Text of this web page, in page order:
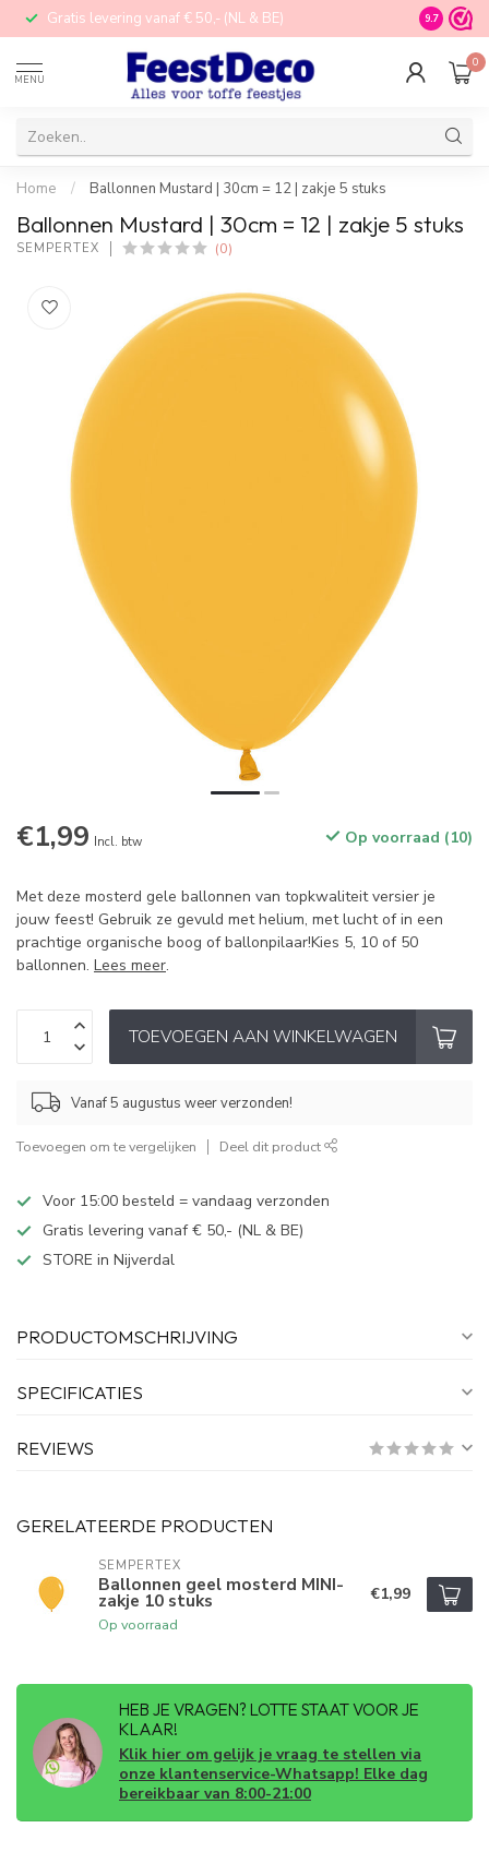
Gratis levering vanaf € 50,- (NL & BE) STORE in
9.7
MENU
0
Home / Ballonnen Mustard | 30cm = 12 | zakje 5 stuks
Ballonnen Mustard | 30cm = 12 | zakje 5 stuks
SEMPERTEX (0)
€1,99 Incl. btw Op voorraad (10)
Met deze mosterd gele ballonnen van topkwaliteit versier je
jouw feest! Gebruik ze gevuld met helium, met lucht of in een
prachtige organische boog of ballonpilaar!Kies 5, 10 of 50
ballonnen. Lees meer.
TOEVOEGEN AAN WINKELWAGEN
Vanaf 5 augustus weer verzonden!
Toevoegen om te vergelijken Deel dit product
Voor 15:00 besteld = vandaag verzonden
Gratis levering vanaf € 50,- (NL & BE)
STORE in Nijverdal
PRODUCTOMSCHRIJVING
SPECIFICATIES
REVIEWS
GERELATEERDE PRODUCTEN
SEMPERTEX
Ballonnen geel mosterd MINI-
zakje 10 stuks
Op voorraad
€1,99
HEB JE VRAGEN? LOTTE STAAT VOOR JE
KLAAR!
Klik hier om gelijk je vraag te stellen via
onze klantenservice-Whatsapp! Elke dag
bereikbaar van 8:00-21:00